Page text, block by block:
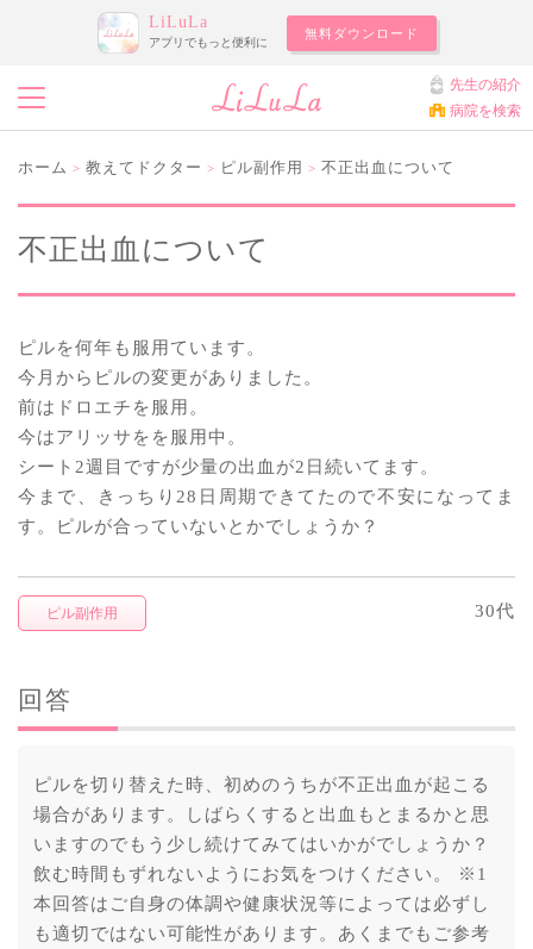
LiLuLa
アプリでもっと便利に
無料ダウンロード
先生の紹介
病院を検索
ホーム > 教えてドクター > ピル副作用 > 不正出血について
不正出血について
ピルを何年も服用ています。
今月からピルの変更がありました。
前はドロエチを服用。
今はアリッサをを服用中。
シート2週目ですが少量の出血が2日続いてます。
今まで、きっちり28日周期できてたので不安になってま
す。ピルが合っていないとかでしょうか？
ピル副作用 30代
回答
ピルを切り替えた時、初めのうちが不正出血が起こる
場合があります。しばらくすると出血もとまるかと思
いますのでもう少し続けてみてはいかがでしょうか？
飲む時間もずれないようにお気をつけください。 ※1
本回答はご自身の体調や健康状況等によっては必ずし
も適切ではない可能性があります。あくまでもご参考